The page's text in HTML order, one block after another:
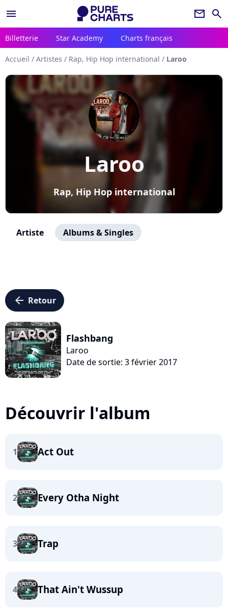
menu newsletter search
Billetterie Star Academy Charts français
Accueil / Artistes / Rap, Hip Hop international / Laroo
Laroo
Rap, Hip Hop international
Artiste Albums & Singles
arrow_left Retour
Flashbang
Laroo
Date de sortie: 3 février 2017
Découvrir l'album
1 Act Out
2 Every Otha Night
3 Trap
4 That Ain't Wussup